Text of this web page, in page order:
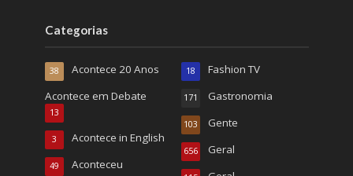
Categorias
Acontece 20 Anos
38
Acontece em Debate
13
Acontece in English
3
Aconteceu
49
Fashion TV
18
Gastronomia
171
Gente
103
Geral
656